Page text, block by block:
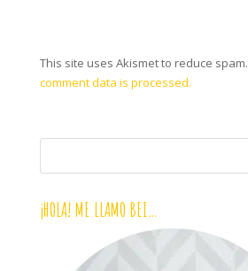
This site uses Akismet to reduce spam.
comment data is processed.
¡HOLA! ME LLAMO BEI…